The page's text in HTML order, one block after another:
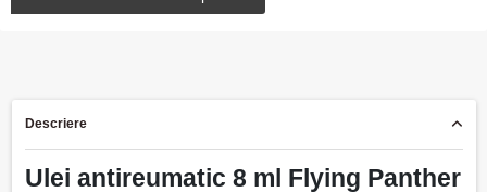
Descriere
Ulei antireumatic 8 ml Flying Panther